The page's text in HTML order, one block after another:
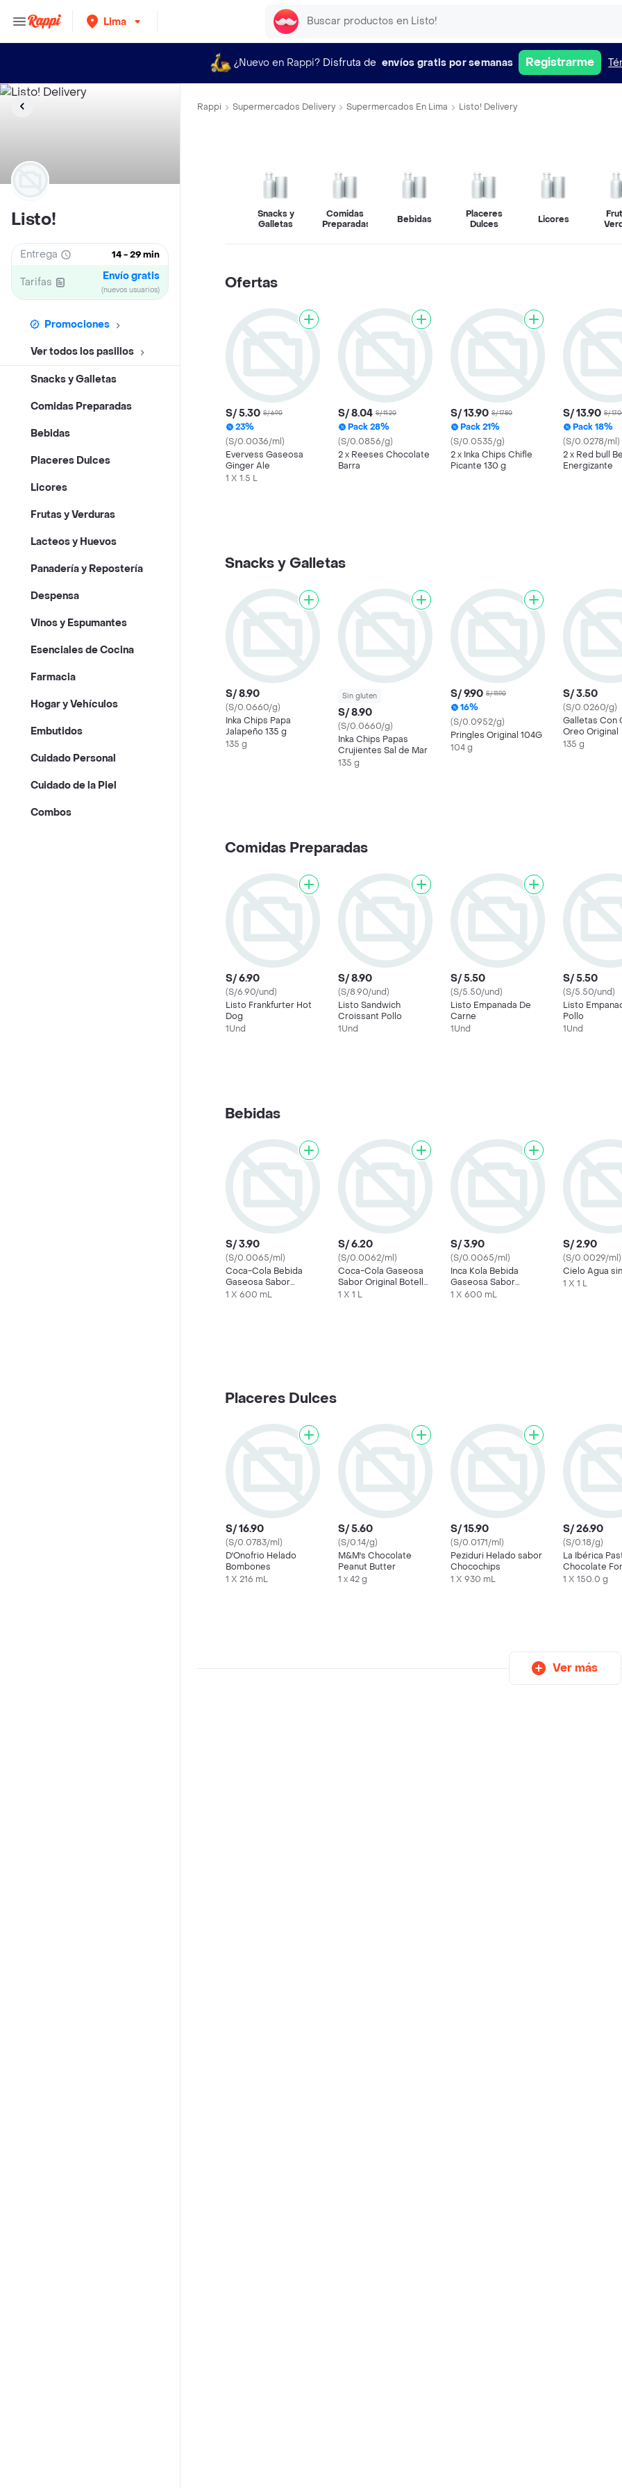
Lima
¿Nuevo en Rappi? Disfruta de envíos gratis por semanas Registrarme
Listo!
Entrega 14 - 29 min
Tarifas Envío gratis
(nuevos usuarios)
Promociones
Ver todos los pasillos
Snacks y Galletas
Comidas Preparadas
Bebidas
Placeres Dulces
Licores
Frutas y Verduras
Lacteos y Huevos
Panadería y Repostería
Despensa
Vinos y Espumantes
Esenciales de Cocina
Farmacia
Hogar y Vehículos
Embutidos
Cuidado Personal
Cuidado de la Piel
Combos
Rappi Supermercados Delivery Supermercados En Lima Listo! Delivery
Snacks y
Galletas
Comidas
Preparadas
Bebidas
Placeres
Dulces
Licores
Ofertas
S/ 5.30 S/ 6.90
23%
(S/0.0036/ml)
Evervess Gaseosa
Ginger Ale
1 X 1.5 L
S/ 8.04 S/ 11.20
Pack 28%
(S/0.0856/g)
2 x Reeses Chocolate
Barra
S/ 13.90 S/ 17.80
Pack 21%
(S/0.0535/g)
2 x Inka Chips Chifle
Picante 130 g
S/ 13.90 S/
Pack 18%
(S/0.0278/ml)
2 x Red bull
Energizante
Snacks y Galletas
S/ 8.90
(S/0.0660/g)
Inka Chips Papa
Jalapeño 135 g
135 g
Sin gluten
S/ 8.90
(S/0.0660/g)
Inka Chips Papas
Crujientes Sal de Mar
135 g
S/ 9.90 S/ 11.90
16%
(S/0.0952/g)
Pringles Original 104G
104 g
S/ 3.50
(S/0.0260/g)
Galletas Con
Oreo Original
135 g
Comidas Preparadas
S/ 6.90
(S/6.90/und)
Listo Frankfurter Hot
Dog
1Und
S/ 8.90
(S/8.90/und)
Listo Sandwich
Croissant Pollo
1Und
S/ 5.50
(S/5.50/und)
Listo Empanada De
Carne
1Und
S/ 5.50
(S/5.50/und)
Listo
Pollo
1Und
Bebidas
S/ 3.90
(S/0.0065/ml)
Coca-Cola Bebida
Gaseosa Sabor
Original
1 X 600 mL
S/ 6.20
(S/0.0062/ml)
Coca-Cola Gaseosa
Sabor Original Botella
1 L
1 X 1 L
S/ 3.90
(S/0.0065/ml)
Inca Kola Bebida
Gaseosa Sabor
Original
1 X 600 mL
S/ 2.90
(S/0.0029/ml)
Cielo Agua
1 X 1 L
Placeres Dulces
S/ 16.90
(S/0.0783/ml)
D'Onofrio Helado
Bombones
1 X 216 mL
S/ 5.60
(S/0.14/g)
M&M's Chocolate
Peanut Butter
1 x 42 g
S/ 15.90
(S/0.0171/ml)
Peziduri Helado sabor
Chocochips
1 X 930 mL
S/ 26.90
(S/0.18/g)
La Ibérica
Chocolate
52% Cacao
1 X 150.0 g
Ver más